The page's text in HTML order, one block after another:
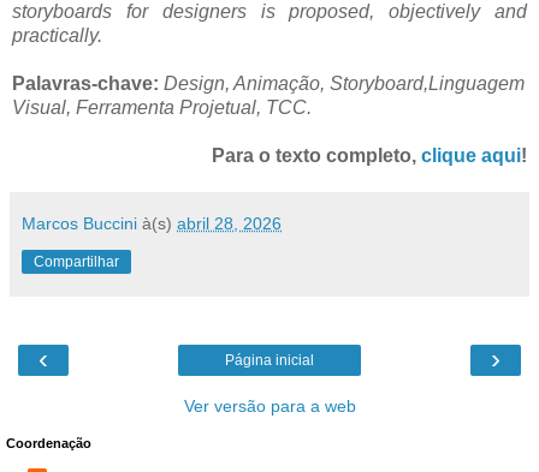
storyboards for designers is proposed, objectively and
practically.
Palavras-chave: Design, Animação, Storyboard,Linguagem
Visual, Ferramenta Projetual, TCC.
Para o texto completo, clique aqui!
Marcos Buccini à(s) abril 28, 2026
Compartilhar
‹ ›
Página inicial
Ver versão para a web
Coordenação